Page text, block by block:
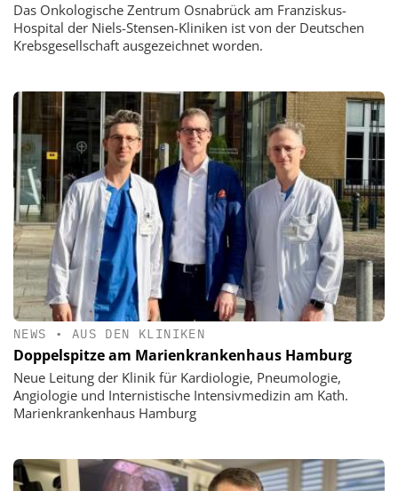
Das Onkologische Zentrum Osnabrück am Franziskus-
Hospital der Niels-Stensen-Kliniken ist von der Deutschen
Krebsgesellschaft ausgezeichnet worden.
NEWS • AUS DEN KLINIKEN
Doppelspitze am Marienkrankenhaus Hamburg
Neue Leitung der Klinik für Kardiologie, Pneumologie,
Angiologie und Internistische Intensivmedizin am Kath.
Marienkrankenhaus Hamburg